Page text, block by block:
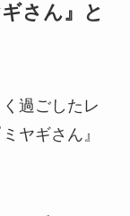
さん』と
過ごしたレ
ヤギさん』